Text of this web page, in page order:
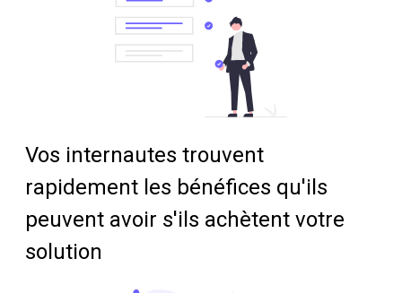
Vos internautes trouvent
rapidement les bénéfices qu'ils
peuvent avoir s'ils achètent votre
solution